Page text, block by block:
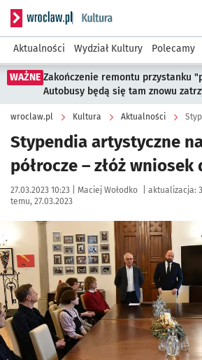
Serwis informacyjny wroclaw.pl
Aktualności Wydział Kultury Polecamy
WAŻNE Zakończenie remontu przystanku
Autobusy będą się tam znowu
wroclaw.pl Kultura Aktualności
Stypendia artystyczne
półrocze – złóż wniosek
Data publikacji:
27.03.2023 10:23 | Autor:
Maciej Wołodko aktualizacja:
temu, 27.03.2023
Kliknij, aby powiększyć